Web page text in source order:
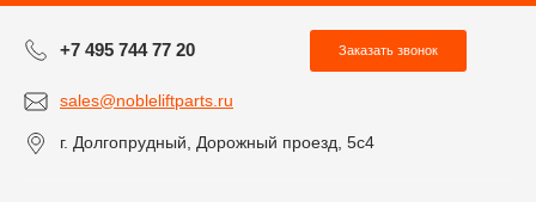
+7 495 744 77 20 Заказать звонок
sales@nobleliftparts.ru
г. Долгопрудный, Дорожный проезд, 5с4